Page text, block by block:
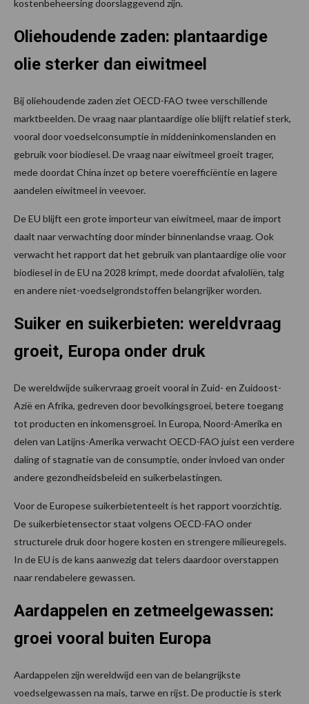
kostenbeheersing doorslaggevend zijn.
Oliehoudende zaden: plantaardige
olie sterker dan eiwitmeel
Bij oliehoudende zaden ziet OECD-FAO twee verschillende
marktbeelden. De vraag naar plantaardige olie blijft relatief sterk,
vooral door voedselconsumptie in middeninkomenslanden en
gebruik voor biodiesel. De vraag naar eiwitmeel groeit trager,
mede doordat China inzet op betere voerefficiëntie en lagere
aandelen eiwitmeel in veevoer.
De EU blijft een grote importeur van eiwitmeel, maar de import
daalt naar verwachting door minder binnenlandse vraag. Ook
verwacht het rapport dat het gebruik van plantaardige olie voor
biodiesel in de EU na 2028 krimpt, mede doordat afvaloliën, talg
en andere niet-voedselgrondstoffen belangrijker worden.
Suiker en suikerbieten: wereldvraag
groeit, Europa onder druk
De wereldwijde suikervraag groeit vooral in Zuid- en Zuidoost-
Azië en Afrika, gedreven door bevolkingsgroei, betere toegang
tot producten en inkomensgroei. In Europa, Noord-Amerika en
delen van Latijns-Amerika verwacht OECD-FAO juist een verdere
daling of stagnatie van de consumptie, onder invloed van onder
andere gezondheidsbeleid en suikerbelastingen.
Voor de Europese suikerbietenteelt is het rapport voorzichtig.
De suikerbietensector staat volgens OECD-FAO onder
structurele druk door hogere kosten en strengere milieuregels.
In de EU is de kans aanwezig dat telers daardoor overstappen
naar rendabelere gewassen.
Aardappelen en zetmeelgewassen:
groei vooral buiten Europa
Aardappelen zijn wereldwijd een van de belangrijkste
voedselgewassen na mais, tarwe en rijst. De productie is sterk